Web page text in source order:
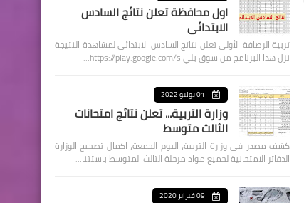
اول محافظة تعلن نتائج السادس
الابتدائي
تربية الرصافة الأولى تعلن نتائج السادس الابتدائي لمشاهدة النتيجة
نزل هذا البرنامج من سوق بلي https://play.google.com/s…
01 يوليو 2022
وزارة التربية... تعلن نتائج امتحانات
الثالث متوسط
كشف مصدر في وزارة التربية، اليوم الجمعة، اكمال تصحيح الوزارة
الدفاتر الامتحانية لجميع مواد مرحلة الثالث المتوسط باستثنا…
09 فبراير 2020